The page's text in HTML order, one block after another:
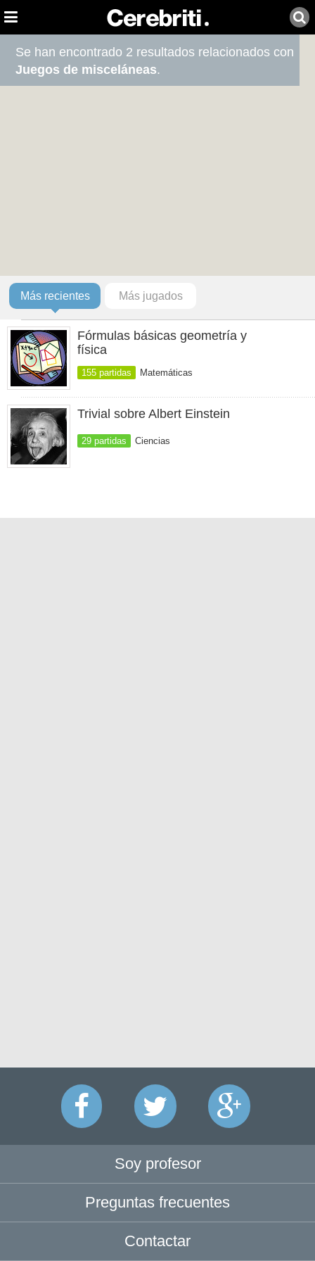
Se han encontrado 2 resultados relacionados con
Juegos de misceláneas.
Más recientes Más jugados
Fórmulas básicas geometría y
física
155 partidas Matemáticas
Trivial sobre Albert Einstein
29 partidas Ciencias
Soy profesor
Preguntas frecuentes
Contactar